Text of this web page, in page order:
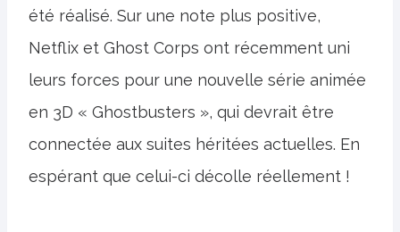
été réalisé. Sur une note plus positive,
Netflix et Ghost Corps ont récemment uni
leurs forces pour une nouvelle série animée
en 3D « Ghostbusters », qui devrait être
connectée aux suites héritées actuelles. En
espérant que celui-ci décolle réellement !